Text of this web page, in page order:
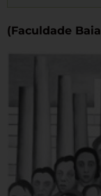
(Faculdade